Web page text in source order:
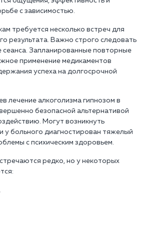
с зависимостью.
требуется несколько встреч для
результата. Важно строго следовать
сеанса. Запланированные повторные
применение медикаментов
успеха на долгосрочной
лечение алкоголизма гипнозом в
безопасной альтернативой
Могут возникнуть
у больного диагностирован тяжелый
с психическим здоровьем.
редко, но у некоторых